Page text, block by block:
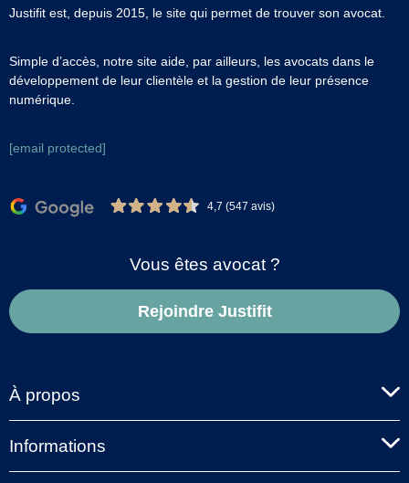
Justifit est, depuis 2015, le site qui permet de trouver son avocat.
Simple d’accès, notre site aide, par ailleurs, les avocats dans le
développement de leur clientèle et la gestion de leur présence
numérique.
[email protected]
4,7 (547 avis)
Vous êtes avocat ?
Rejoindre Justifit
À propos
Informations